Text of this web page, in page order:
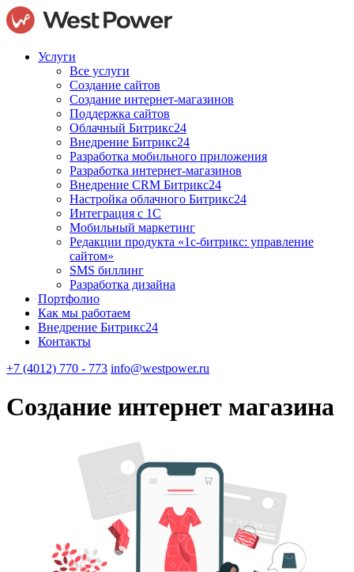
Услуги
Все услуги
Создание сайтов
Создание интернет-магазинов
Поддержка сайтов
Облачный Битрикс24
Внедрение Битрикс24
Разработка мобильного приложения
Разработка интернет-магазинов
Внедрение CRM Битрикс24
Настройка облачного Битрикс24
Интеграция с 1С
Мобильный маркетинг
Редакции продукта «1с-битрикс: управление
сайтом»
SMS биллинг
Разработка дизайна
Портфолио
Как мы работаем
Внедрение Битрикс24
Контакты
+7 (4012) 770 - 773 info@westpower.ru
Создание интернет магазина